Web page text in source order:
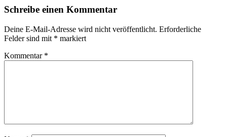
Schreibe einen Kommentar
Deine E-Mail-Adresse wird nicht veröffentlicht. Erforderliche
Felder sind mit * markiert
Kommentar *